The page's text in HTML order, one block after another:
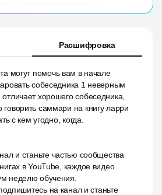
Расшифровка
могут помочь вам в начале
собеседника 1 неверным
хорошего собеседника,
саммари на книгу ларри
с кем угодно, когда.
и станьте частью сообщества
в YouTube, каждое видео
неделю обучения.
на канал и станьте